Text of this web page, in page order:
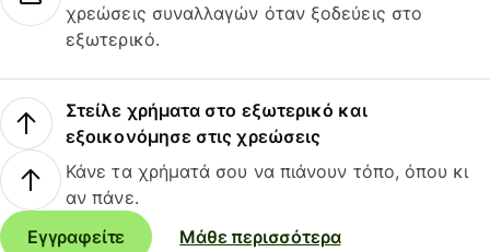
χρεώσεις συναλλαγών όταν ξοδεύεις στο
εξωτερικό.
Στείλε χρήματα στο εξωτερικό και
εξοικονόμησε στις χρεώσεις
Κάνε τα χρήματά σου να πιάνουν τόπο, όπου κι
αν πάνε.
Εγγραφείτε
Μάθε περισσότερα